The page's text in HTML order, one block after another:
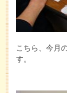
こちら、今月
す。